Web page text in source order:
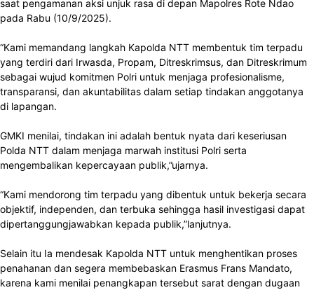
saat pengamanan aksi unjuk rasa di depan Mapolres Rote Ndao
pada Rabu (10/9/2025).
“Kami memandang langkah Kapolda NTT membentuk tim terpadu
yang terdiri dari Irwasda, Propam, Ditreskrimsus, dan Ditreskrimum
sebagai wujud komitmen Polri untuk menjaga profesionalisme,
transparansi, dan akuntabilitas dalam setiap tindakan anggotanya
di lapangan.
GMKI menilai, tindakan ini adalah bentuk nyata dari keseriusan
Polda NTT dalam menjaga marwah institusi Polri serta
mengembalikan kepercayaan publik,”ujarnya.
“Kami mendorong tim terpadu yang dibentuk untuk bekerja secara
objektif, independen, dan terbuka sehingga hasil investigasi dapat
dipertanggungjawabkan kepada publik,”lanjutnya.
Selain itu Ia mendesak Kapolda NTT untuk menghentikan proses
penahanan dan segera membebaskan Erasmus Frans Mandato,
karena kami menilai penangkapan tersebut sarat dengan dugaan